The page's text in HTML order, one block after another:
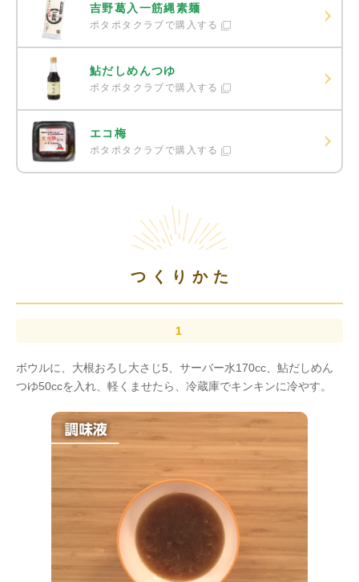
吉野葛入一筋縄素麺
ポタポタクラブで購入する
鮎だしめんつゆ
ポタポタクラブで購入する
エコ梅
ポタポタクラブで購入する
つくりかた
ボウルに、大根おろし大さじ5、サーバー水170cc、鮎だしめん
つゆ50ccを入れ、軽くませたら、冷蔵庫でキンキンに冷やす。